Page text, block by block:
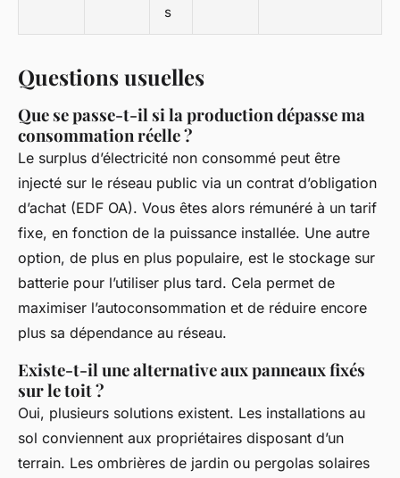
s
Questions usuelles
Que se passe-t-il si la production dépasse ma
consommation réelle ?
Le surplus d’électricité non consommé peut être
injecté sur le réseau public via un contrat d’obligation
d’achat (EDF OA). Vous êtes alors rémunéré à un tarif
fixe, en fonction de la puissance installée. Une autre
option, de plus en plus populaire, est le stockage sur
batterie pour l’utiliser plus tard. Cela permet de
maximiser l’autoconsommation et de réduire encore
plus sa dépendance au réseau.
Existe-t-il une alternative aux panneaux fixés
sur le toit ?
Oui, plusieurs solutions existent. Les installations au
sol conviennent aux propriétaires disposant d’un
terrain. Les ombrières de jardin ou pergolas solaires